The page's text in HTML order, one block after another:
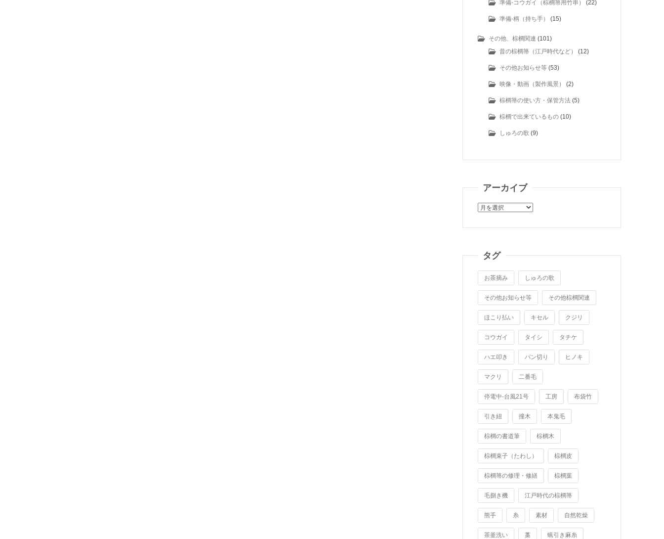
準備-コウガイ（棕櫚箒用竹串） (22)
準備-柄（持ち手） (15)
その他、棕櫚関連 (101)
昔の棕櫚箒（江戸時代など）
(12)
その他お知らせ等 (53)
映像・動画（製作風景） (2)
棕櫚箒の使い方・保管方法 (5)
棕櫚で出来ているもの (10)
しゅろの歌 (9)
アーカイブ
ア
カ
タグ
お茶摘み しゅろの歌
その他お知らせ等 その他棕櫚関連
ほこり払い キセル クジリ
コウガイ タイシ タチケ
ハエ叩き パン切り ヒノキ
マクリ 二番毛
停電中-台風21号 工房 布袋竹
引き紐 撞木 本鬼毛
棕櫚の書道筆 棕櫚木
棕櫚束子（たわし） 棕櫚皮
棕櫚箒の修理・修繕 棕櫚葉
毛捌き機 江戸時代の棕櫚箒
熊手 糸 素材 自然乾燥
茶釜洗い 藁 蝋引き麻糸